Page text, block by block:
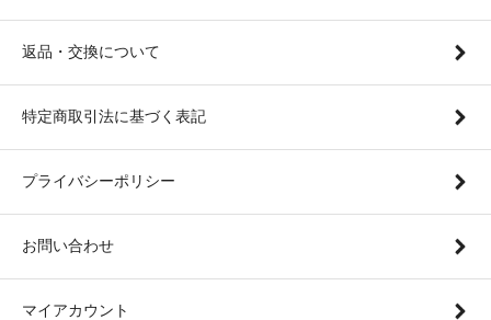
返品・交換について
特定商取引法に基づく表記
プライバシーポリシー
お問い合わせ
マイアカウント